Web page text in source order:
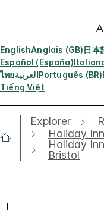
EnglishAnglais (GB)日本
Español (España)
ไทยالعربيةPortuguês (BR)
Tiếng Việt
Explorer
Holiday Inn
Holiday
Bristol